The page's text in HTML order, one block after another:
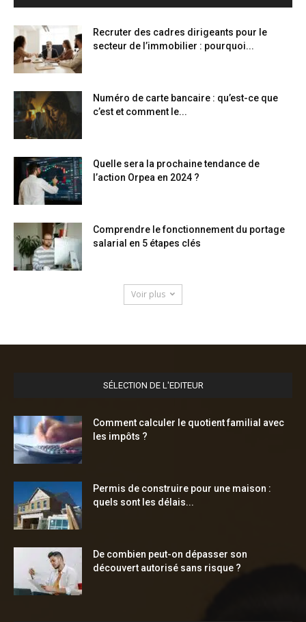
Recruter des cadres dirigeants pour le
secteur de l’immobilier : pourquoi...
Numéro de carte bancaire : qu’est-ce que
c’est et comment le...
Quelle sera la prochaine tendance de
l’action Orpea en 2024 ?
Comprendre le fonctionnement du portage
salarial en 5 étapes clés
Voir plus
SÉLECTION DE L'EDITEUR
Comment calculer le quotient familial avec
les impôts ?
Permis de construire pour une maison :
quels sont les délais...
De combien peut-on dépasser son
découvert autorisé sans risque ?